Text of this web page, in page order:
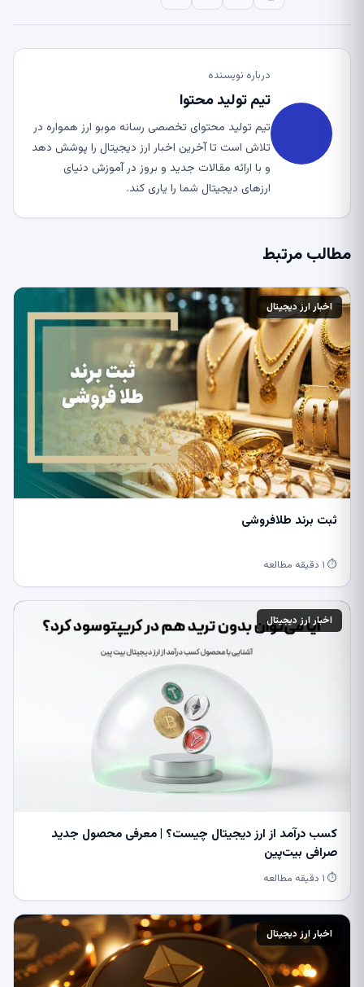
درباره نویسنده
تیم تولید محتوا
تیم تولید محتوای تخصصی رسانه موبو ارز همواره در
تلاش است تا آخرین اخبار ارز دیجیتال را پوشش دهد
و با ارائه مقالات جدید و بروز در آموزش دنیای
ارزهای دیجیتال شما را یاری کند.
مطالب مرتبط
اخبار ارز دیجیتال
ثبت برند طلافروشی
⏱ ۱ دقیقه مطالعه
اخبار ارز دیجیتال
کسب درآمد از ارز دیجیتال چیست؟ | معرفی محصول جدید
صرافی بیت‌پین
⏱ ۱ دقیقه مطالعه
اخبار ارز دیجیتال